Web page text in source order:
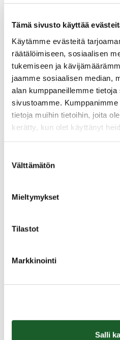
Tämä sivusto käyttää
Käytämme evästeitä
räätälöimiseen, sosiaalisen
tukemiseen ja
jaamme sosiaalisen median,
alan kumppaneillemme
sivustoamme.
tietoja muihin tietoihin, joita
kerätty, kun olet käyttänyt
valinta
Välttämätön
Mieltymykset
Tilastot
Markkinointi
Salli
Koulukuraattori
044 7301 298
Kouluterveydenhoitaja
Merja Jokinen
044 7301 275
Kasvatusohjaaja
Jenna Mäki
Koulupsykologi
040 4854077
Mara Mäkinen